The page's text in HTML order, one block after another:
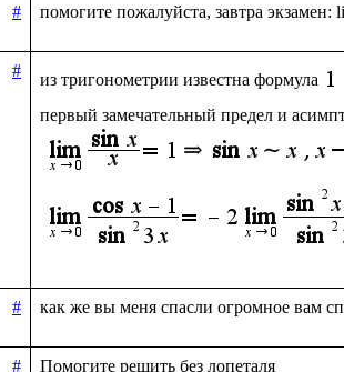
#
#
из тригонометрии известна формула
первый замечательный предел и
#
#
Помогите решить без лопеталя